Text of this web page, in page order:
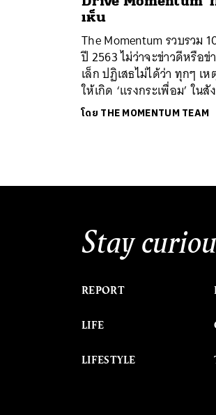
เห็น
The Momentum รวบรวม
ปี 2563 ไม่ว่าจะข่าวดีหรือ
เล็ก ปฏิเสธไม่ได้ว่า ทุกๆ เ
ให้เกิด ‘แรงกระเพื่อม’ ในสั
โดย THE MOMENTUM TEAM
Stay
REPORT
LIFE
LIFESTYLE